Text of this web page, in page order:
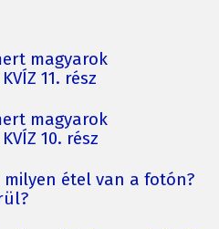
magyarok
11. rész
magyarok
10. rész
milyen étel van a fotón?